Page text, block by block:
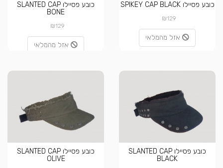
כובע פסיילו SPIKEY CAP BLACK
₪129
אזל מהמלאי
כובע פסיילו SLANTED CAP
BONE
₪129
אזל מהמלאי
כובע פסיילו SLANTED CAP
BLACK
כובע פסיילו SLANTED CAP
OLIVE